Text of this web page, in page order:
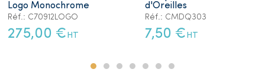
Logo Monochrome
Réf.: C70912LOGO
275,00 € HT
d'Oreilles
Réf.: CMDQ303
7,50 € HT